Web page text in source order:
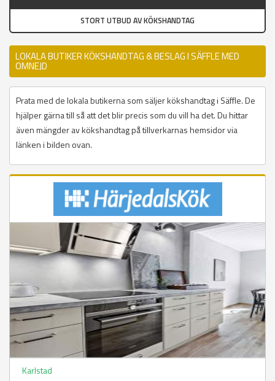
STORT UTBUD AV KÖKSHANDTAG
LOKALA BUTIKER KÖKSHANDTAG & BESLAG I SÄFFLE MED
OMNEJD
Prata med de lokala butikerna som säljer kökshandtag i Säffle. De
hjälper gärna till så att det blir precis som du vill ha det. Du hittar
även mängder av kökshandtag på tillverkarnas hemsidor via
länken i bilden ovan.
Karlstad